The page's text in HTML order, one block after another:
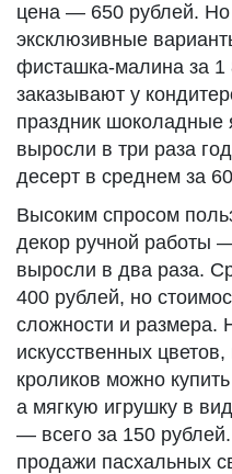
цена — 650 рублей. Но
эксклюзивные
фисташка-малина за 1
заказывают у
праздник
выросли в три раза
десерт в среднем за
Высоким спросом
декор ручной работы
выросли в два раза.
400 рублей, но
сложности и размера.
искусственных
кроликов можно
а мягкую игрушку в
— всего за 150
продажи пасхальных